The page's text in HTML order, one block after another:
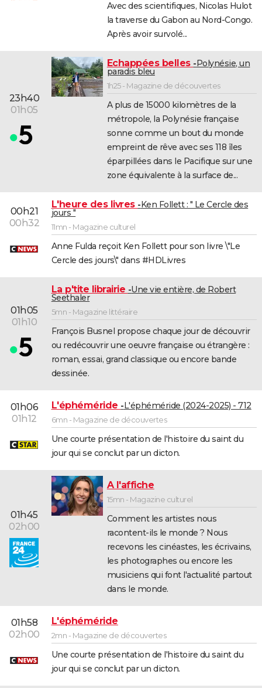
BONS PLANS
CARTE DE VOEUX
Carte de Noël
Carte Bonne année
Carte Saint-Valentin
Carte Pâques
Carte d'anniversaire
DICTIONNAIRE
Dictionnaire
Biographies
Citations
Expressions
Proverbes
PROGRAMME TV
Bricolage
Lifestyle
Culture
Sport
Auto
Television
Voyage
Cinema
Avec des scientifiques, Nicolas Hulot
la traverse du Gabon au Nord-Congo.
Après avoir survolé...
23h40
01h05
Echappées belles Polynésie, un
paradis bleu
1h25 - Magazine de découvertes
A plus de 15000 kilomètres de la
métropole, la Polynésie française
sonne comme un bout du monde
empreint de rêve avec ses 118 îles
éparpillées dans le Pacifique sur une
zone équivalente à la surface de...
00h21
00h32
L'heure des livres Ken Follett : " Le Cercle des
jours "
11mn - Magazine culturel
Anne Fulda reçoit Ken Follett pour son livre \"Le
Cercle des jours\" dans #HDLivres
01h05
01h10
La p'tite librairie Une vie entière, de Robert
Seethaler
5mn - Magazine littéraire
François Busnel propose chaque jour de découvrir
ou redécouvrir une oeuvre française ou étrangère :
roman, essai, grand classique ou encore bande
dessinée.
01h06
01h12
L'éphéméride L'éphéméride (2024-2025) - 712
6mn - Magazine de découvertes
Une courte présentation de l'histoire du saint du
jour qui se conclut par un dicton.
01h45
02h00
A l'affiche
15mn - Magazine culturel
Comment les artistes nous
racontent-ils le monde ? Nous
recevons les cinéastes, les écrivains,
les photographes ou encore les
musiciens qui font l'actualité partout
dans le monde.
01h58
02h00
L'éphéméride
2mn - Magazine de découvertes
Une courte présentation de l'histoire du saint du
jour qui se conclut par un dicton.